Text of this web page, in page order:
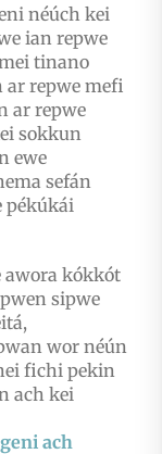
néúch kei
ian repwe
tinano
ar repwe mefi
ar repwe
sokkun
ewe
sefán
pékúkái
awora kókkót
sipwe
wor néún
fichi pekin
ach kei
ach